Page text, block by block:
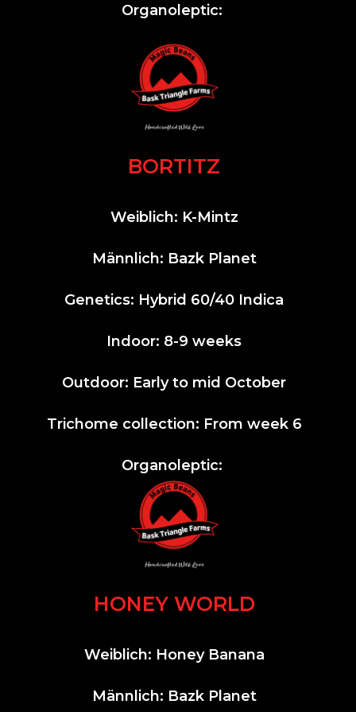
Organoleptic:
BORTITZ
Weiblich: K-Mintz
Männlich: Bazk Planet
Genetics: Hybrid 60/40 Indica
Indoor: 8-9 weeks
Outdoor: Early to mid October
Trichome collection: From week 6
Organoleptic:
HONEY WORLD
Weiblich: Honey Banana
Männlich: Bazk Planet